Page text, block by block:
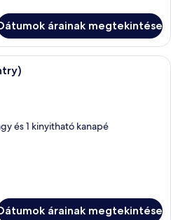
árainak megtekintése
Prémium ágynemű, kényelmi
és 1 kinyitható kanapé
árainak megtekintése